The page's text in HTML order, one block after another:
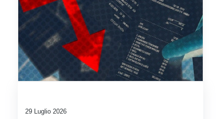
29 Luglio 2026